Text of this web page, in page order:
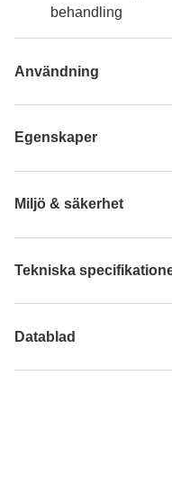
behandling
Användning
Egenskaper
Miljö & säkerhet
Tekniska
Datablad